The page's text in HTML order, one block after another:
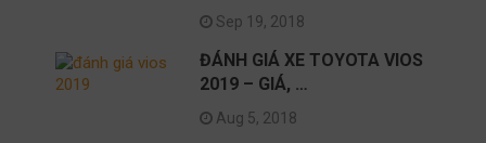
Sep 19, 2018
ĐÁNH GIÁ XE TOYOTA VIOS
2019 – GIÁ, …
Aug 5, 2018